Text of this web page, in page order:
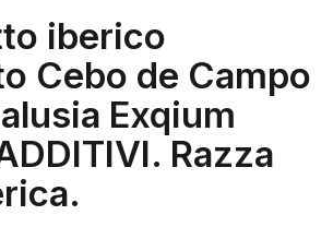
iberico
Cebo de Campo
Exqium
Razza